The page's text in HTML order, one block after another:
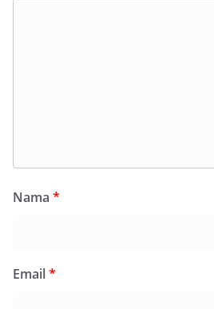
Nama *
Email*